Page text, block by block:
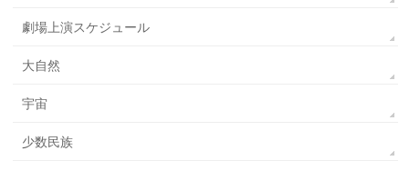
劇場上演スケジュール
大自然
宇宙
少数民族